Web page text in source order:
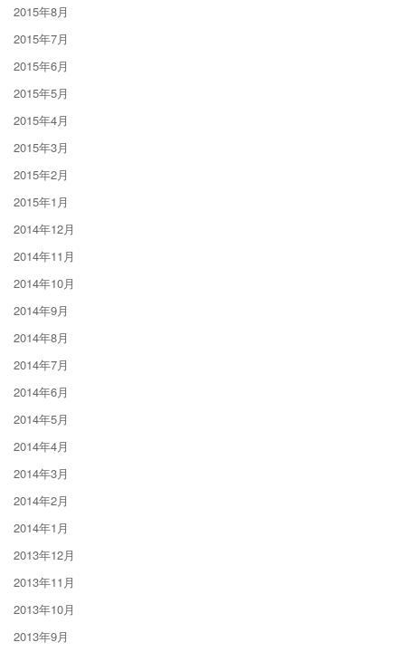
2015年8月
2015年7月
2015年6月
2015年5月
2015年4月
2015年3月
2015年2月
2015年1月
2014年12月
2014年11月
2014年10月
2014年9月
2014年8月
2014年7月
2014年6月
2014年5月
2014年4月
2014年3月
2014年2月
2014年1月
2013年12月
2013年11月
2013年10月
2013年9月